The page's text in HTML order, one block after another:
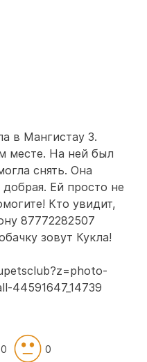
в Мангистау 3.
месте. На ней был
снять. Она
Ей просто не
Кто увидит,
87772282507
зовут Кукла!
44591647_14739
0 0